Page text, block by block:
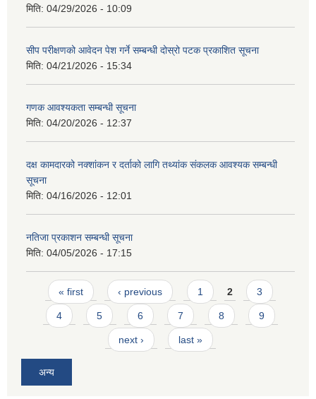
मिति: 04/29/2026 - 10:09
सीप परीक्षणको आवेदन पेश गर्ने सम्बन्धी दोस्रो पटक प्रकाशित सूचना
मिति: 04/21/2026 - 15:34
गणक आवश्यकता सम्बन्धी सूचना
मिति: 04/20/2026 - 12:37
दक्ष कामदारको नक्शांकन र दर्ताको लागि तथ्यांक संकलक आवश्यक सम्बन्धी
सूचना
मिति: 04/16/2026 - 12:01
नतिजा प्रकाशन सम्बन्धी सूचना
मिति: 04/05/2026 - 17:15
Pages
« first ‹ previous 1 2 3
4 5 6 7 8 9
next › last »
अन्य